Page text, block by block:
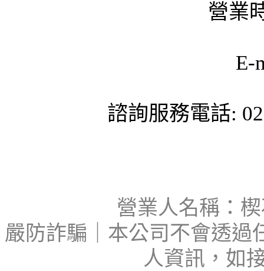
營業
E-
諮詢服務電話:
營業人名稱：
嚴防詐騙｜本公司不會透過
人資訊，如